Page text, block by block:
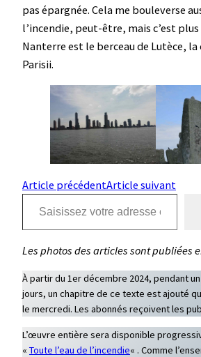
pas épargnée. Cela me bouleverse
l’incendie, peut-être, mais c’est
Nanterre est le berceau de Lutèce,
Parisii.
Article précédentArticle suivant
Saisissez votre adresse e-mail…
Les photos des articles sont publiées
À partir du 1er décembre 2024, pendant
jours, un chapitre de ce texte est ajouté
le mercredi. Les abonnés reçoivent les
L’œuvre entière sera disponible
« Toute l’eau de l’incendie« . Comme